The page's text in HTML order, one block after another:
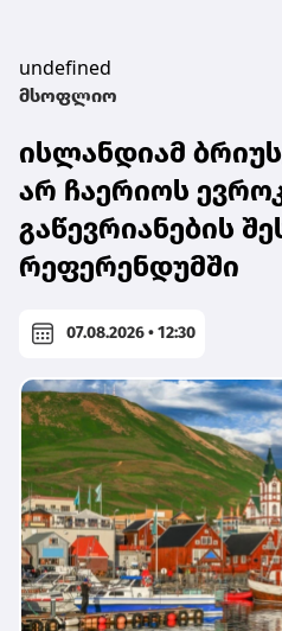
undefined
მსოფლიო
ისლანდიამ
არ ჩაერიოს
გაწევრიანების
რეფერენდუმში
07.08.2026 • 12:30